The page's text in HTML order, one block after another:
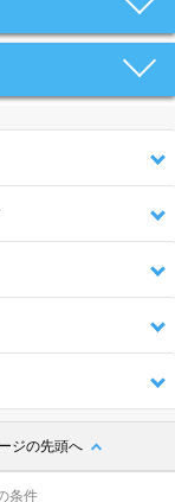
ジの先頭へ
条件